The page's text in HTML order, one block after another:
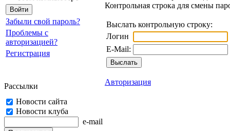
Забыли свой пароль?
Проблемы с
авторизацией?
Регистрация
Рассылки
Новости сайта
Новости клуба
e-mail
Контрольная строка для смены
Выслать контрольную строку:
Логин
E-Mail:
Авторизация